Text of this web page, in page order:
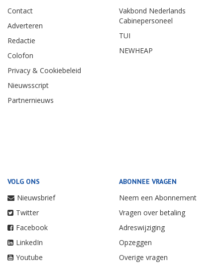
Contact
Adverteren
Redactie
Colofon
Privacy & Cookiebeleid
Nieuwsscript
Partnernieuws
Vakbond Nederlands
Cabinepersoneel
TUI
NEWHEAP
VOLG ONS
Nieuwsbrief
Twitter
Facebook
LinkedIn
Youtube
ABONNEE VRAGEN
Neem een Abonnement
Vragen over betaling
Adreswijziging
Opzeggen
Overige vragen